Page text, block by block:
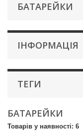
БАТАРЕЙКИ
IНФОРМАЦIЯ
ТЕГИ
БАТАРЕЙКИ
Товарів у наявності: 6